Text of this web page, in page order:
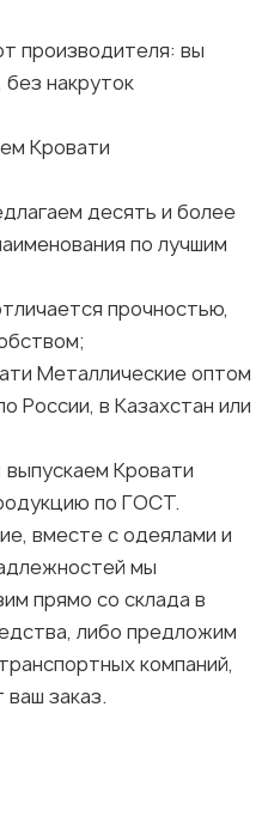
производителя: вы
накруток
Кровати
десять и более
по лучшим
прочностью,
Металлические оптом
России, в Казахстан или
Кровати
по ГОСТ.
вместе с одеялами и
мы
прямо со склада в
либо предложим
компаний,
заказ.